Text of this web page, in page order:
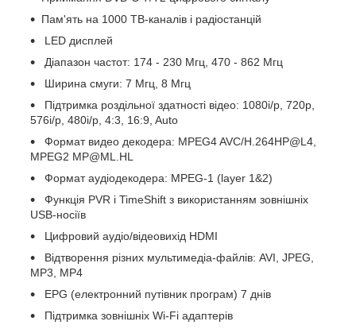
Пам'ять на 1000 ТВ-каналів і радіостанцій
LED дисплей
Діапазон частот: 174 - 230 Мгц, 470 - 862 Мгц
Ширина смуги: 7 Мгц, 8 Мгц
Підтримка роздільної здатності відео: 1080i/p, 720p,
576i/p, 480i/p, 4:3, 16:9, Auto
Формат видео декодера: MPEG4 AVC/H.264HP@L4,
MPEG2 MP@ML.HL
Формат аудіодекодера: MPEG-1 (layer 1&2)
Функція PVR і TimeShift з використанням зовнішніх
USB-носіїв
Цифровий аудіо/відеовихід HDMI
Відтворення різних мультимедіа-файлів: AVI, JPEG,
MP3, MP4
EPG (електронний путівник програм) 7 днів
Підтримка зовнішніх Wi-Fi адаптерів